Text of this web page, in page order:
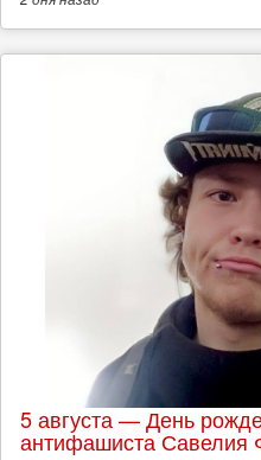
5 августа — День
антифашиста Савелия